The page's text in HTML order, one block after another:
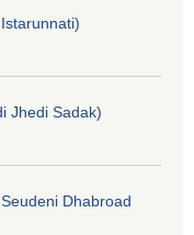
Jhedi Sadak)
Dhabroad